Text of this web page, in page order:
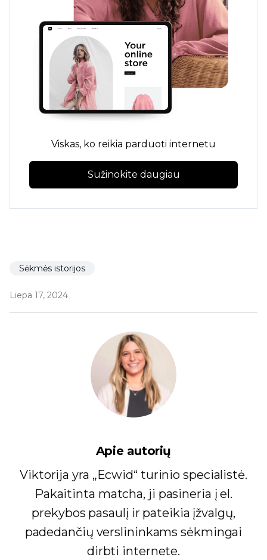
Viskas, ko reikia parduoti internetu
Sužinokite daugiau
Sėkmės istorijos
Liepa 17, 2024
Apie autorių
Viktorija yra „Ecwid“ turinio specialistė.
Pakaitinta matcha, ji pasineria į el.
prekybos pasaulį ir pateikia įžvalgų,
padedančių verslininkams sėkmingai
dirbti internete.